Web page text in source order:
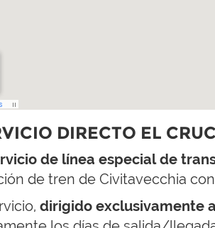
DIRECTO EL
de línea especial de
de tren de Civitavecchia
dirigido exclusivamente